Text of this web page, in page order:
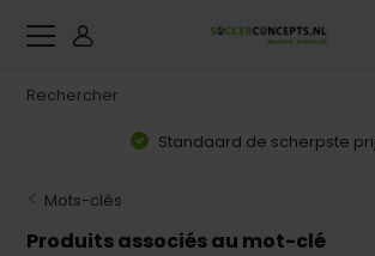
Standaard de scherpste
Mots-clés
Produits associés au mot-clé